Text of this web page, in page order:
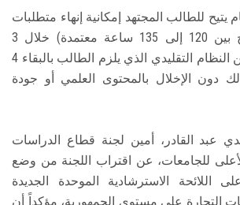
للطالب المجتهد إمكانية إنهاء متطلبات
التخرج (التي تتراوح بين 120 إلى 135 ساعة معتمدة) خلال 3
سنوات فقط، بدلاً من النظام التقليدي الذي يلزم الطالب بالبقاء 4
دون الإخلال بالمحتوى العلمي أو جودة
عبد القادر، أمين لجنة قطاع الدراسات
للجامعات، عن اقتراب اللجنة من وضع
اللائحة الاسترشادية الموحدة الجديدة
التجارة على مستوى الجمهورية، مؤكداً أن